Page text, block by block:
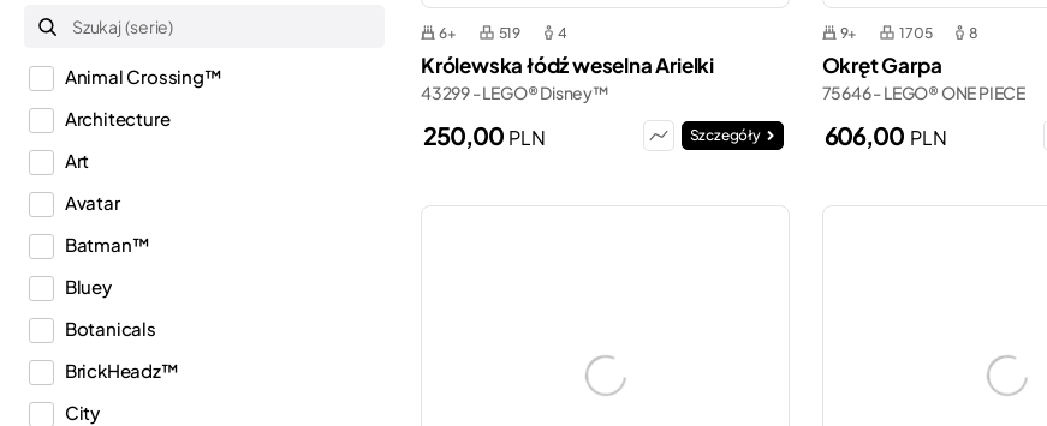
6+ 519 4
Królewska łódź weselna Arielki
43299 - LEGO® Disney™
250,00 PLN Szczegóły
9+ 1705 8
Okręt Garpa
75646 - LEGO® ONE PIECE
606,00 PLN
Animal Crossing™
Architecture
Art
Avatar
Batman™
Bluey
Botanicals
BrickHeadz™
City